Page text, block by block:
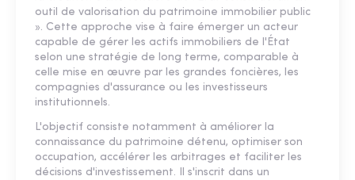
outil de valorisation du patrimoine immobilier public
». Cette approche vise à faire émerger un acteur
capable de gérer les actifs immobiliers de l'État
selon une stratégie de long terme, comparable à
celle mise en œuvre par les grandes foncières, les
compagnies d'assurance ou les investisseurs
institutionnels.
L'objectif consiste notamment à améliorer la
connaissance du patrimoine détenu, optimiser son
occupation, accélérer les arbitrages et faciliter les
décisions d'investissement. Il s'inscrit dans un